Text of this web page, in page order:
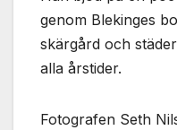
genom Blekinges
skärgård och
alla årstider.
Fotografen Seth